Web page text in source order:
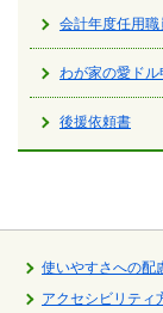
会計年度任用
わが家の愛ドル
後援依頼書
使いやすさへの配
アクセシビリティ